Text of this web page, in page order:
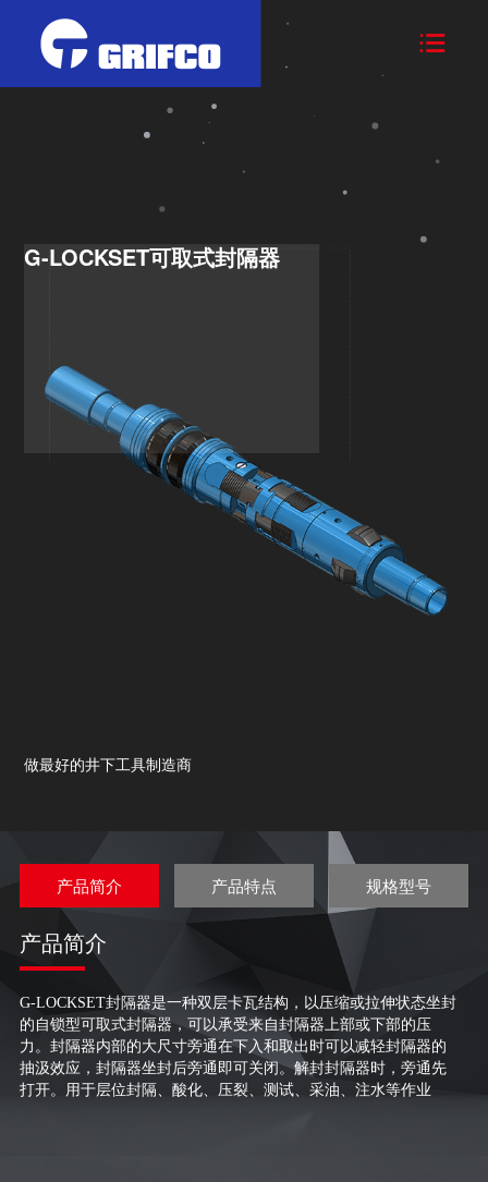

G-LOCKSET可取式封隔器
做最好的井下工具制造商
产品简介 产品特点 规格型号
产品简介
G-LOCKSET封隔器是一种双层卡瓦结构，以压缩或拉伸状态坐封
的自锁型可取式封隔器，可以承受来自封隔器上部或下部的压
力。封隔器内部的大尺寸旁通在下入和取出时可以减轻封隔器的
抽汲效应，封隔器坐封后旁通即可关闭。解封封隔器时，旁通先
打开。用于层位封隔、酸化、压裂、测试、采油、注水等作业